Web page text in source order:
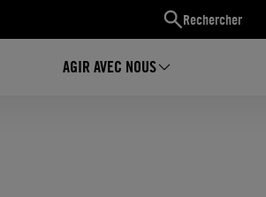
Rechercher
AGIR AVEC NOUS